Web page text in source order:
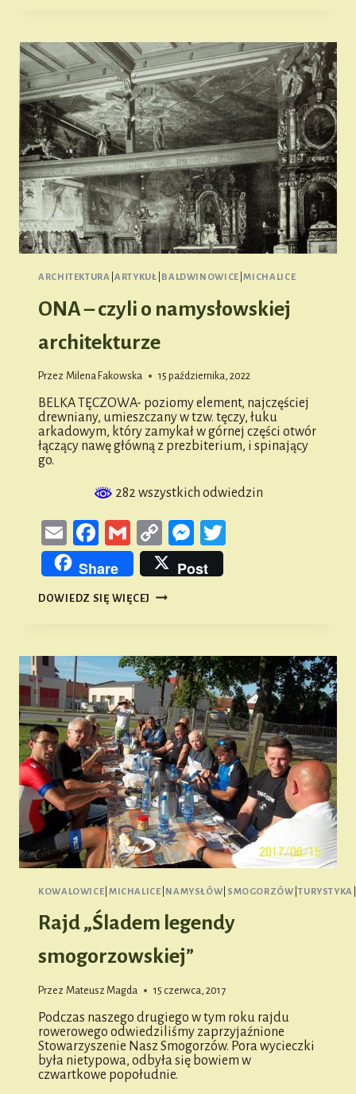
WIDAWIE
ARCHITEKTURA |ARTYKUŁ BALDWINOWICE |MICHALICE
ONA – czyli o namysłowskiej
architekturze
Przez Milena Fakowska 15 października, 2022
BELKA TĘCZOWA- poziomy element, najczęściej
drewniany, umieszczany w tzw. tęczy, łuku
arkadowym, który zamykał w górnej części otwór
łączący nawę główną z prezbiterium, i spinający
go.
282 wszystkich odwiedzin
EmailFacebook
GmailCopy
Link
Messenger
Share Post
DOWIEDZ SIĘ WIĘCEJ ONA
KOWALOWICE MICHALICE NAMYSŁÓW SMOGORZÓW |TURYSTYKA
Rajd „Śladem legendy
smogorzowskiej”
Przez Mateusz Magda 15 czerwca, 2017
Podczas naszego drugiego w tym roku rajdu
rowerowego odwiedziliśmy zaprzyjaźnione
Stowarzyszenie Nasz Smogorzów. Pora wycieczki
była nietypowa, odbyła się bowiem w
czwartkowe popołudnie.